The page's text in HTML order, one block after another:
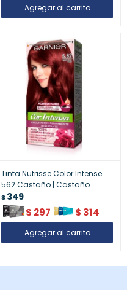
Tinta Nutrisse Color Intense
562 Castaño | Castaño
Elegante y Luminoso
$349
$ 297 $ 314